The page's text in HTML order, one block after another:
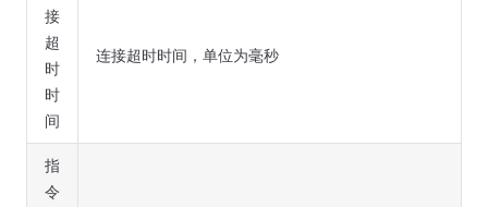
接
超
时
时
间
连接超时时间，单位为毫秒
指
令